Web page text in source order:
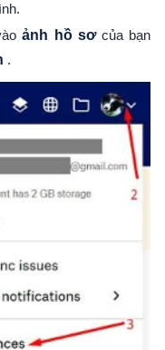
ảnh hồ sơcủa bạn
.